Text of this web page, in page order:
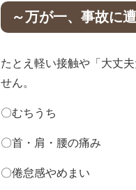
～万が一、事故に
たとえ軽い接触や「大丈
せん。
〇むちうち
〇首・肩・腰の痛み
〇倦怠感やめまい